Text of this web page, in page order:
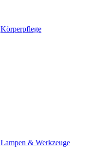
Körperpflege
Lampen & Werkzeuge